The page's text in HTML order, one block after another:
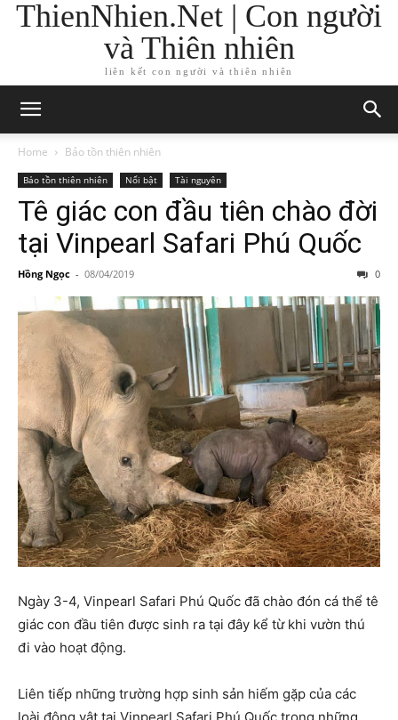
ThienNhien.Net | Con người
và Thiên nhiên
liên kết con người và thiên nhiên
Home Bảo tồn thiên nhiên
Bảo tồn thiên nhiên Nổi bật Tài nguyên
Tê giác con đầu tiên chào đời
tại Vinpearl Safari Phú Quốc
Hồng Ngọc - 08/04/2019 0
Ngày 3-4, Vinpearl Safari Phú Quốc đã chào đón cá thể tê
giác con đầu tiên được sinh ra tại đây kể từ khi vườn thú
đi vào hoạt động.
Liên tiếp những trường hợp sinh sản hiếm gặp của các